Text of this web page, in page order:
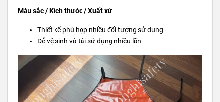
Màu sắc / Kích thước / Xuất xứ
Thiết kế phù hợp nhiều đối tượng sử dụng
Dễ vệ sinh và tái sử dụng nhiều lần